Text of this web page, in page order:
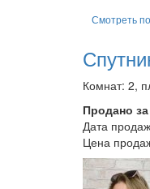
Смотреть
Комнат: 2,
Продано
Дата
Цена